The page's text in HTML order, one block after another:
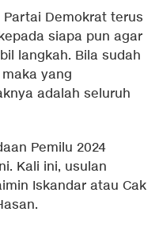
Partai Demokrat terus
siapa pun agar
langkah. Bila sudah
yang
adalah seluruh
Pemilu 2024
Kali ini, usulan
Iskandar atau Cak